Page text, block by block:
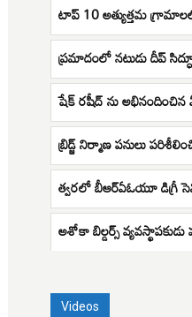
టాప్ 10 అత్యుత్తమ
ప్రమాదంలో నటుడు దీప్
షేక్‌ రషీద్‌ ను అభినందించిన
బ్రిడ్జ్ నిర్మాణ పనులు
త్వరలో బీఆర్ఏఓయూ డిగ్రీ
అశోకా బిల్డ‌ర్స్
Videos